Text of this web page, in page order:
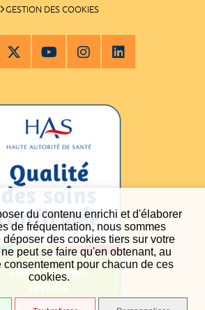
du contenu enrichi et d'élaborer
de fréquentation, nous sommes
des cookies tiers sur votre
peut se faire qu'en obtenant, au
consentement pour chacun de ces
cookies.
GESTION DES COOKIES